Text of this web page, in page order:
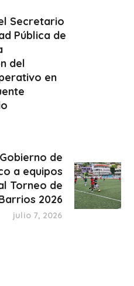
Secretario
Pública de
del
en
de
a equipos
Torneo de
2026
julio 7, 2026